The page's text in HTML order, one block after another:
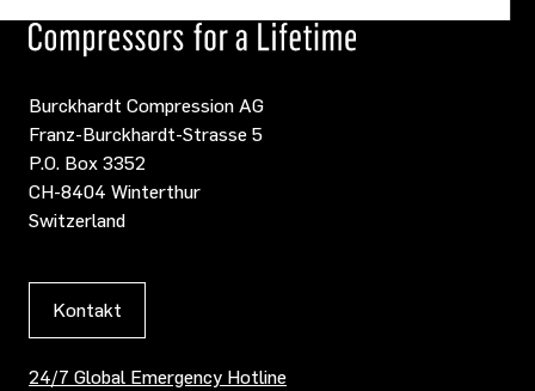
Burckhardt Compression AG
Franz-Burckhardt-Strasse 5
P.O. Box 3352
CH-8404 Winterthur
Switzerland
Kontakt
24/7 Global Emergency Hotline